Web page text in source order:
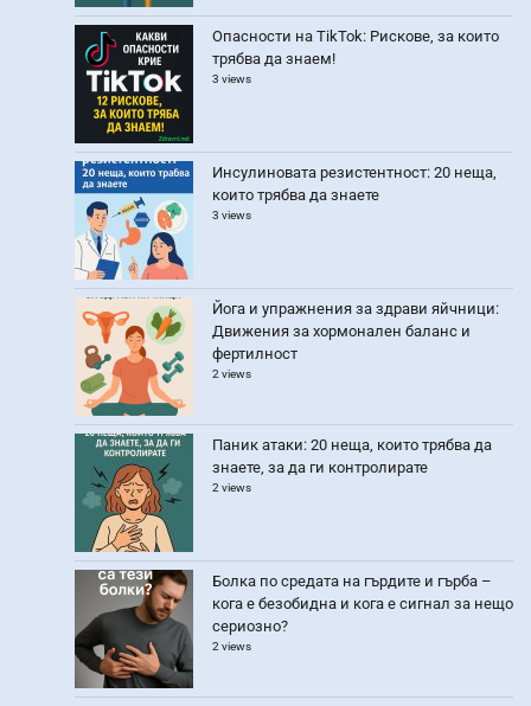
Опасности на TikTok: Рискове, за които
трябва да знаем!
3 views
Инсулиновата резистентност: 20 неща,
които трябва да знаете
3 views
Йога и упражнения за здрави яйчници:
Движения за хормонален баланс и
фертилност
2 views
Паник атаки: 20 неща, които трябва да
знаете, за да ги контролирате
2 views
Болка по средата на гърдите и гърба –
кога е безобидна и кога е сигнал за нещо
сериозно?
2 views